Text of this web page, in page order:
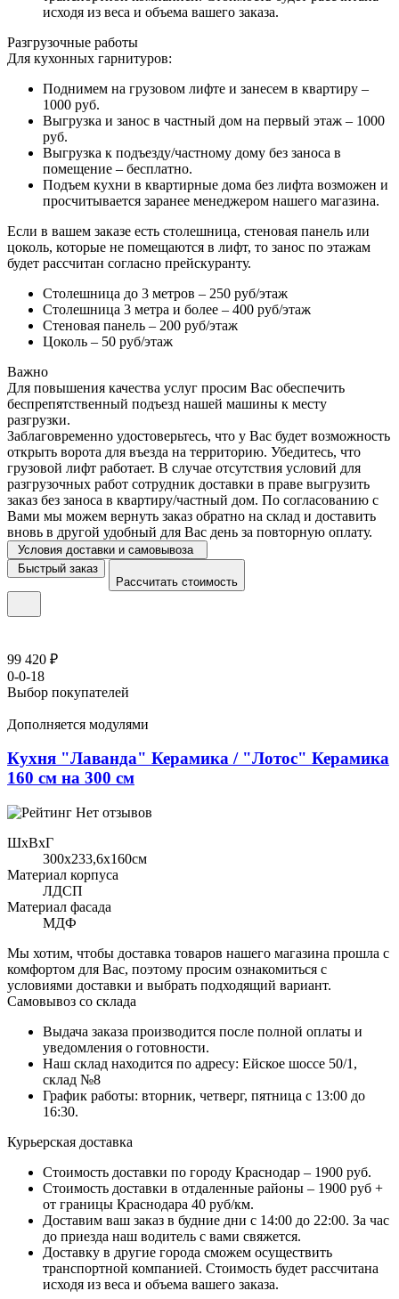
исходя из веса и объема вашего заказа.
Разгрузочные работы
Для кухонных гарнитуров:
Поднимем на грузовом лифте и занесем в квартиру –
1000 руб.
Выгрузка и занос в частный дом на первый этаж – 1000
руб.
Выгрузка к подъезду/частному дому без заноса в
помещение – бесплатно.
Подъем кухни в квартирные дома без лифта возможен и
просчитывается заранее менеджером нашего магазина.
Если в вашем заказе есть столешница, стеновая панель или
цоколь, которые не помещаются в лифт, то занос по этажам
будет рассчитан согласно прейскуранту.
Столешница до 3 метров – 250 руб/этаж
Столешница 3 метра и более – 400 руб/этаж
Стеновая панель – 200 руб/этаж
Цоколь – 50 руб/этаж
Важно
Для повышения качества услуг просим Вас обеспечить
беспрепятственный подъезд нашей машины к месту
разгрузки.
Заблаговременно удостоверьтесь, что у Вас будет возможность
открыть ворота для въезда на территорию. Убедитесь, что
грузовой лифт работает. В случае отсутствия условий для
разгрузочных работ сотрудник доставки в праве выгрузить
заказ без заноса в квартиру/частный дом. По согласованию с
Вами мы можем вернуть заказ обратно на склад и доставить
вновь в другой удобный для Вас день за повторную оплату.
Условия доставки и самовывоза
Быстрый заказ
Рассчитать стоимость
99 420 ₽
0-0-18
Выбор покупателей
Дополняется модулями
Кухня "Лаванда" Керамика / "Лотос" Керамика
160 см на 300 см
Нет отзывов
ШхВхГ
300x233,6х160см
Материал корпуса
ЛДСП
Материал фасада
МДФ
Мы хотим, чтобы доставка товаров нашего магазина прошла с
комфортом для Вас, поэтому просим ознакомиться с
условиями доставки и выбрать подходящий вариант.
Самовывоз со склада
Выдача заказа производится после полной оплаты и
уведомления о готовности.
Наш склад находится по адресу: Ейское шоссе 50/1,
склад №8
График работы: вторник, четверг, пятница с 13:00 до
16:30.
Курьерская доставка
Стоимость доставки по городу Краснодар – 1900 руб.
Стоимость доставки в отдаленные районы – 1900 руб +
от границы Краснодара 40 руб/км.
Доставим ваш заказ в будние дни с 14:00 до 22:00. За час
до приезда наш водитель с вами свяжется.
Доставку в другие города сможем осуществить
транспортной компанией. Стоимость будет рассчитана
исходя из веса и объема вашего заказа.